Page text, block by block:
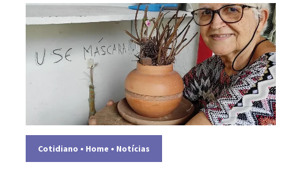
Cotidiano • Home • Notícias